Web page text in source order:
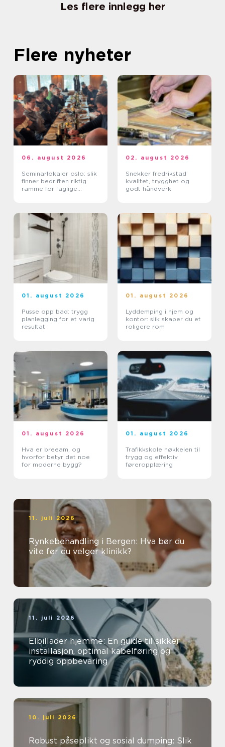
Les flere innlegg her
Flere nyheter
06. august 2026
Seminarlokaler oslo: slik
finner bedriften riktig
ramme for faglige
02. august 2026
Snekker fredrikstad
kvalitet, trygghet og
godt håndverk
01. august 2026
Pusse opp bad: trygg
planlegging for et varig
resultat
01. august 2026
Lyddemping i hjem og
kontor: slik skaper du et
roligere rom
01. august 2026
Hva er breeam, og
hvorfor betyr det noe
for moderne bygg?
01. august 2026
Trafikkskole nøkkelen til
trygg og effektiv
føreropplæring
11. juli 2026
Rynkebehandling i Bergen: Hva bør du
vite før du velger klinikk?
11. juli 2026
Elbillader hjemme: En guide til sikker
installasjon, optimal kabelføring og
ryddig oppbevaring
10. juli 2026
Robust påseplikt og sosial dumping: Slik